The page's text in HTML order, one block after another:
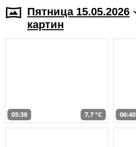
Пятница 15.05.2026
картин
05:38 7,7 °C 06:40